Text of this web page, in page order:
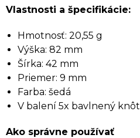
Vlastnosti a špecifikácie:
Hmotnosť: 20,55 g
Výška: 82 mm
Šírka: 42 mm
Priemer: 9 mm
Farba: šedá
V balení 5x bavlnený knôt
Ako správne používať